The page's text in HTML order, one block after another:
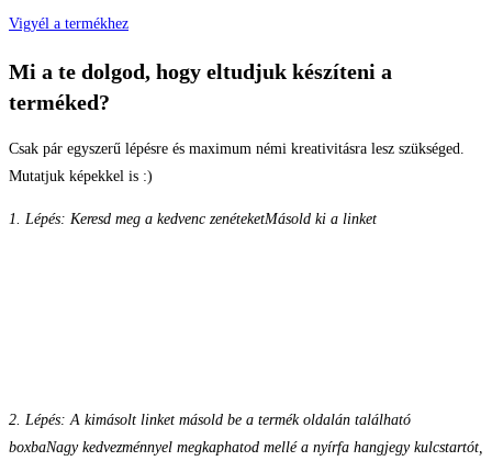
Vigyél a termékhez
Mi a te dolgod, hogy eltudjuk készíteni a
terméked?
Csak pár egyszerű lépésre és maximum némi kreativitásra lesz szükséged.
Mutatjuk képekkel is :)
1. Lépés: Keresd meg a kedvenc zenéteketMásold ki a linket
2. Lépés: A kimásolt linket másold be a termék oldalán található
boxbaNagy kedvezménnyel megkaphatod mellé a nyírfa hangjegy kulcstartót,